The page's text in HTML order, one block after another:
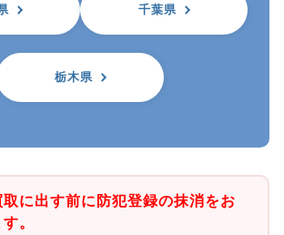
千葉県
栃木県
に出す前に防犯登録の抹消をお
。